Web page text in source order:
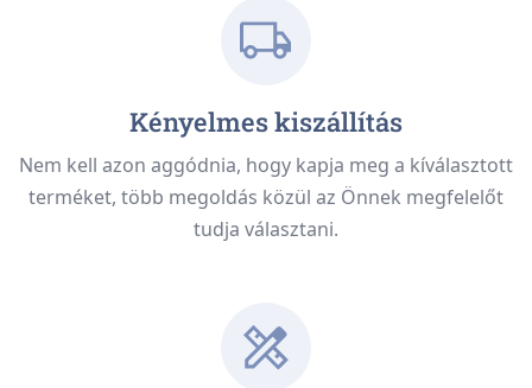
Kényelmes kiszállítás
Nem kell azon aggódnia, hogy kapja meg a kíválasztott
terméket, több megoldás közül az Önnek megfelelőt
tudja választani.